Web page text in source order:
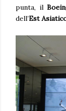
punta, il
dell’Est